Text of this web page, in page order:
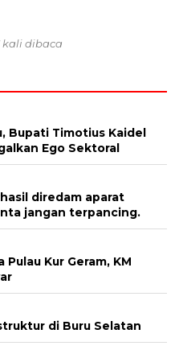
kali dibaca
Bupati Timotius Kaidel
Ego Sektoral
diredam aparat
jangan terpancing.
Kur Geram, KM
di Buru Selatan